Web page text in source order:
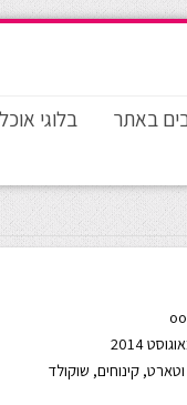
באתר בלוגי
וטארט, קינוחים, שוקולד